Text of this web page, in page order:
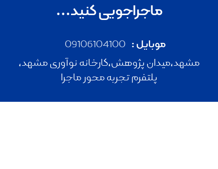
ماجراجویی کنید...
موبایل : 09106104100
مشهد،میدان پژوهش،کارخانه نوآوری مشهد،
پلتفرم تجربه محور ماجرا